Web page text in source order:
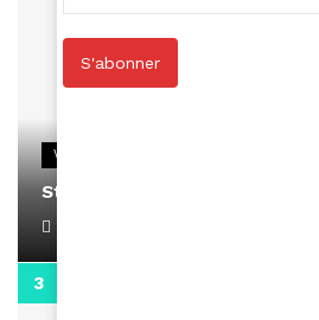
VIDEOS
Stacy passe un message
S'abonner